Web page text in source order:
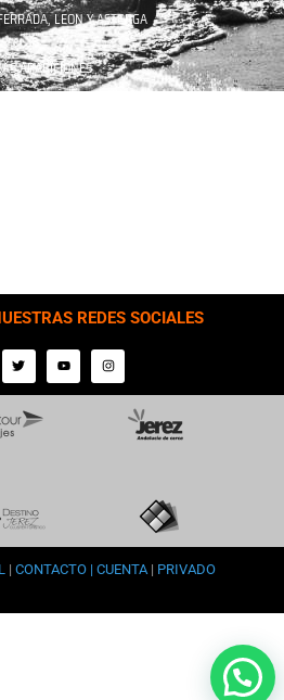
LEON Y ASTORGA
APARICIONES
REDES SOCIALES
| CONTACTO | CUENTA | PRIVADO